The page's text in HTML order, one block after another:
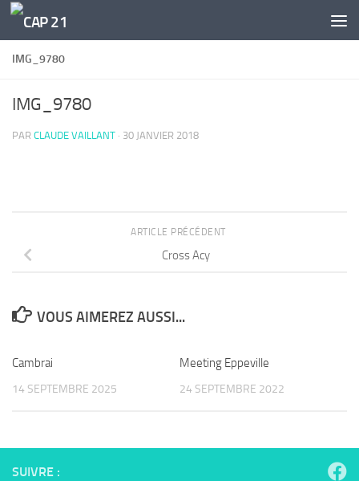
Skip to content
IMG_9780
IMG_9780
PAR CLAUDE VAILLANT · 30 JANVIER 2018
ARTICLE PRÉCÉDENT
Cross Acy
VOUS AIMEREZ AUSSI...
Cambrai
14 SEPTEMBRE 2025
Meeting Eppeville
24 SEPTEMBRE 2022
SUIVRE :